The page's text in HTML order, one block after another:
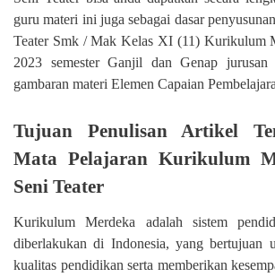
guru materi ini juga sebagai dasar
Teater Smk / Mak Kelas XI (11) Kurikulum
2023 semester Ganjil dan Genap jurusan
gambaran materi Elemen Capaian
Tujuan Penulisan Artikel
Mata Pelajaran Kurikulum
Seni Teater
Kurikulum Merdeka adalah sistem
diberlakukan di Indonesia, yang bertujuan
kualitas pendidikan serta memberikan